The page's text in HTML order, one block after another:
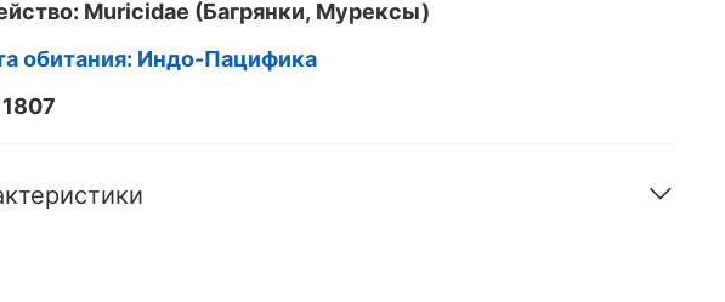
Muricidae (Багрянки, Мурексы)
обитания: Индо-Пацифика